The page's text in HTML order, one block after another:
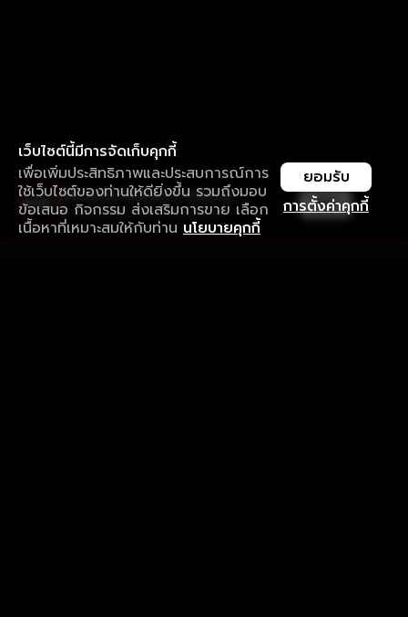
เว็บไซต์นี้มีการจัดเก็บคุกกี้
เพื่อเพิ่มประสิทธิภาพและประสบการณ์การ
ใช้เว็บไซต์ของท่านให้ดียิ่งขึ้น รวมถึงมอบ
ข้อเสนอ กิจกรรม ส่งเสริมการขาย เลือก
เนื้อหาที่เหมาะสมให้กับท่าน นโยบายคุกกี้
การตั้งค่าคุกกี้
ยอมรับ
ใช้งานแอป ลื่นไหลกว่า ไม่มีสะดุด
ดาวน์โหลดแอปเพื่อการรับชมที่ดีกว่า เปิด